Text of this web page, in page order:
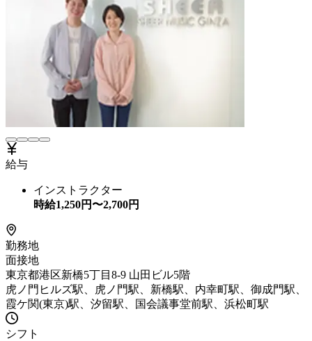
給与
インストラクター
時給1,250円〜2,700円
勤務地
面接地
東京都港区新橋5丁目8-9 山田ビル5階
虎ノ門ヒルズ駅、虎ノ門駅、新橋駅、内幸町駅、御成門駅、
霞ケ関(東京)駅、汐留駅、国会議事堂前駅、浜松町駅
シフト